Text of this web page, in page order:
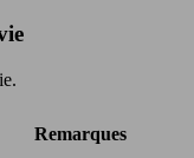
Remarques